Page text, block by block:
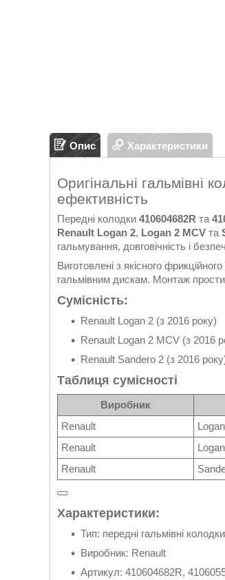
Опис Характеристики
Оригінальні гальмівні
ефективність
Передні колодки 410604682R та
Renault Logan 2, Logan 2 MCV та
гальмування, довговічність і
Виготовлені з якісного
гальмівним дискам. Монтаж
Сумісність:
Renault Logan 2 (з 2016 року)
Renault Logan 2 MCV (з 2016
Renault Sandero 2 (з 2016
Таблиця сумісності
Виробник
Renault
Renault
Renault
Характеристики:
Тип: передні гальмівні колодки
Виробник: Renault
Артикул: 410604682R,